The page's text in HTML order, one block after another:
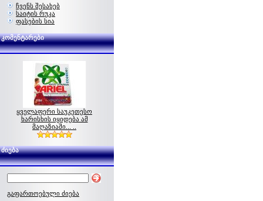
ჩვენს შესახებ
საიტის რუკა
ფასების სია
კომენტარები
ყველაფერი საუკეთესო
ხარისხის იყიდება ამ
მაღაზიაში... ..
ძიება
გაფართოებული ძიება